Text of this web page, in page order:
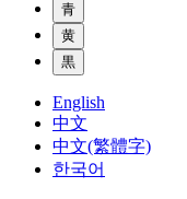
青
黄
黒
English
中文
中文(繁體字)
한국어